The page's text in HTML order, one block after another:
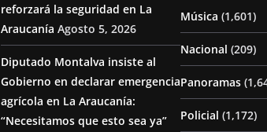
reforzará la seguridad en La
Araucanía Agosto 5, 2026
Diputado Montalva insiste al
Gobierno en declarar emergencia
agrícola en La Araucanía:
“Necesitamos que esto sea ya”
Música (1,601)
Nacional (209)
Panoramas
Policial (1,172)